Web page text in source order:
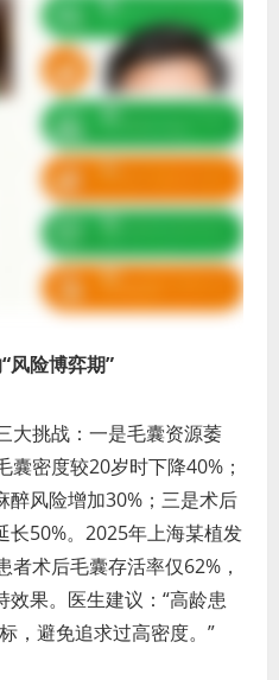
风险博弈期”
大挑战：一是毛囊资源萎
密度较20岁时下降40%；
醉风险增加30%；三是术后
长50%。2025年上海某植发
术后毛囊存活率仅62%，
效果。医生建议：“高龄患
，避免追求过高密度。”